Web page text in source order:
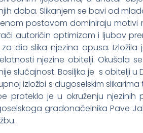
doba. Slikanjem se bavi od
postavom dominiraju
autoričin optimizam i ljubav
dio slika njezina opusa.
njezine obitelji. Okušala
slučajnost. Bosiljka je s obitelji
izložbi s dugoselskim
proteklo je u okruženju
gradonačelnika Pave